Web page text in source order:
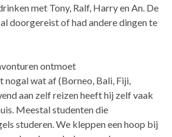
met Tony, Ralf, Harry en An. De
doorgereist of had andere dingen te
ontmoet
nogal wat af (Borneo, Bali, Fiji,
aan zelf reizen heeft hij zelf vaak
Meestal studenten die
studeren. We kleppen een hoop bij